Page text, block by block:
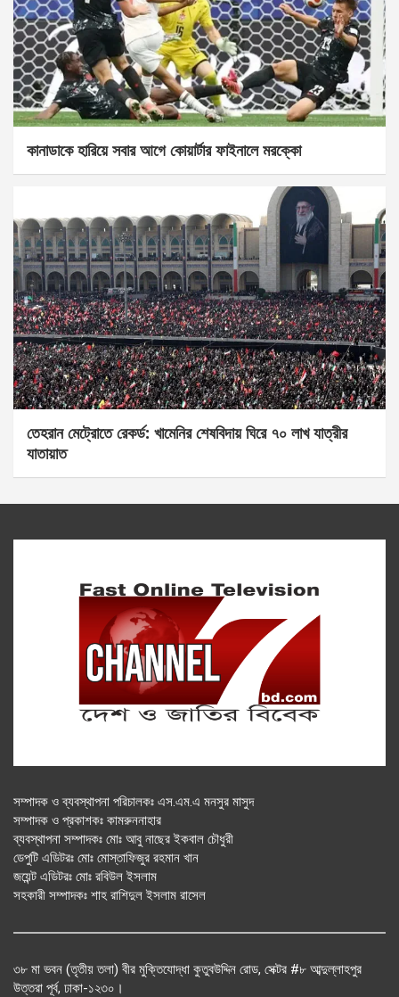
কানাডাকে হারিয়ে সবার আগে কোয়ার্টার ফাইনালে মরক্কো
তেহরান মেট্রোতে রেকর্ড: খামেনির শেষবিদায় ঘিরে ৭০ লাখ যাত্রীর
যাতায়াত
সম্পাদক ও ব্যবস্থাপনা পরিচালকঃ এস.এম.এ মনসুর মাসুদ
সম্পাদক ও প্রকাশকঃ কামরুননাহার
ব্যবস্থাপনা সম্পাদকঃ মোঃ আবু নাছের ইকবাল চৌধুরী
ডেপুটি এডিটরঃ মোঃ মোস্তাফিজুর রহমান খান
জয়েন্ট এডিটরঃ মোঃ রবিউল ইসলাম
সহকারী সম্পাদকঃ শাহ রাশিদুল ইসলাম রাসেল
৩৮ মা ভবন (তৃতীয় তলা) বীর মুক্তিযোদ্ধা কুতুবউদ্দিন রোড, সেক্টর #৮ আব্দুল্লাহপুর
উত্তরা পূর্ব, ঢাকা-১২৩০।